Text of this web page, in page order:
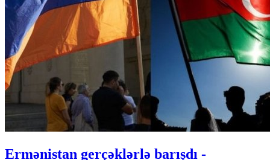
Ermənistan gerçəklərlə barışdı -